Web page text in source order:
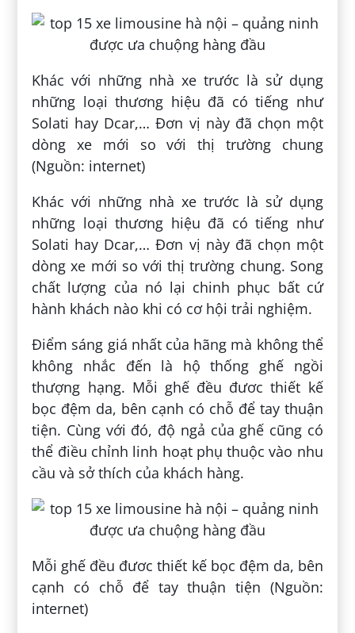
Khác với những nhà xe trước là sử dụng
những loại thương hiệu đã có tiếng như
Solati hay Dcar,… Đơn vị này đã chọn một
dòng xe mới so với thị trường chung
(Nguồn: internet)
Khác với những nhà xe trước là sử dụng
những loại thương hiệu đã có tiếng như
Solati hay Dcar,… Đơn vị này đã chọn một
dòng xe mới so với thị trường chung. Song
chất lượng của nó lại chinh phục bất cứ
hành khách nào khi có cơ hội trải nghiệm.
Điểm sáng giá nhất của hãng mà không thể
không nhắc đến là hộ thống ghế ngồi
thượng hạng. Mỗi ghế đều đươc thiết kế
bọc đệm da, bên cạnh có chỗ để tay thuận
tiện. Cùng với đó, độ ngả của ghế cũng có
thể điều chỉnh linh hoạt phụ thuộc vào nhu
cầu và sở thích của khách hàng.
Mỗi ghế đều đươc thiết kế bọc đệm da, bên
cạnh có chỗ để tay thuận tiện (Nguồn:
internet)